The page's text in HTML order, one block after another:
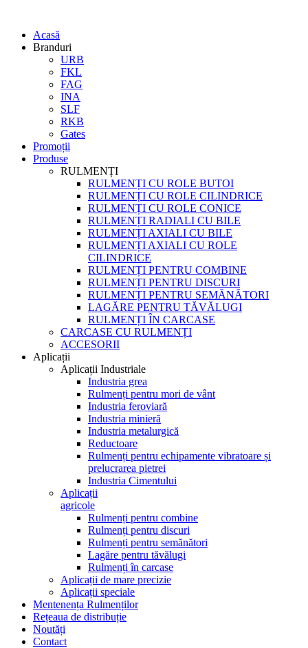
Acasă
Branduri
URB
FKL
FAG
INA
SLF
RKB
Gates
Promoții
Produse
RULMENȚI
RULMENȚI CU ROLE BUTOI
RULMENȚI CU ROLE CILINDRICE
RULMENȚI CU ROLE CONICE
RULMENȚI RADIALI CU BILE
RULMENȚI AXIALI CU BILE
RULMENȚI AXIALI CU ROLE
CILINDRICE
RULMENȚI PENTRU COMBINE
RULMENȚI PENTRU DISCURI
RULMENȚI PENTRU SEMĂNĂTORI
LAGĂRE PENTRU TĂVĂLUGI
RULMENȚI ÎN CARCASE
CARCASE CU RULMENȚI
ACCESORII
Aplicații
Aplicații Industriale
Industria grea
Rulmenți pentru mori de vânt
Industria feroviară
Industria minieră
Industria metalurgică
Reductoare
Rulmenți pentru echipamente vibratoare și
prelucrarea pietrei
Industria Cimentului
Aplicații
agricole
Rulmenți pentru combine
Rulmenți pentru discuri
Rulmenți pentru semănători
Lagăre pentru tăvălugi
Rulmenți în carcase
Aplicații de mare precizie
Aplicații speciale
Mentenența Rulmenților
Rețeaua de distribuție
Noutăți
Contact